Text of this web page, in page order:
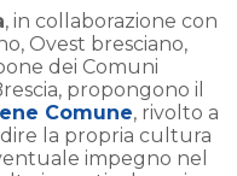
, in collaborazione con
Ovest bresciano,
dei Comuni
propongono il
Comune, rivolto a
la propria cultura
impegno nel